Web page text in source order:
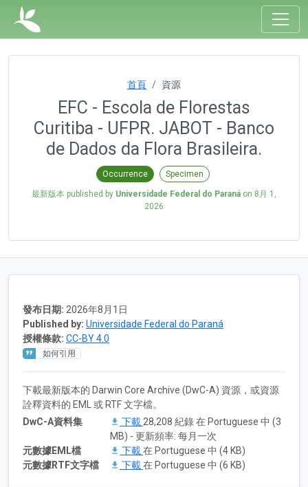
首頁 資源
EFC - Escola de Florestas
Curitiba - UFPR. JABOT - Banco
de Dados da Flora Brasileira.
Occurrence Specimen
最新版本 published by Universidade Federal do Paraná on 8月 1,
2026
發布日期: 2026年8月1日
Published by: Universidade Federal do Paraná
授權條款: CC-BY 4.0
如何引用
下載最新版本的 Darwin Core Archive (DwC-A) 資源，或資源
詮釋資料的 EML 或 RTF 文字檔。
DwC-A資料集
下載 28,208 紀錄 在 Portuguese 中 (3
MB) - 更新頻率: 每月一次
元數據EML檔
下載在 Portuguese 中 (4 KB)
元數據RTF文字檔
下載在 Portuguese 中 (6 KB)